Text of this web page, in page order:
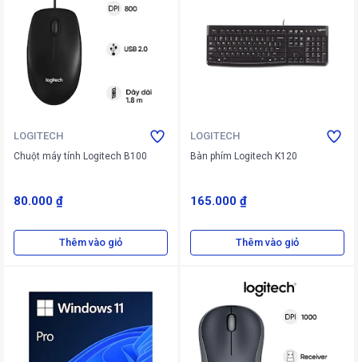
LOGITECH
Chuột máy tính Logitech B100
80.000 ₫
Thêm vào giỏ
LOGITECH
Bàn phím Logitech K120
165.000 ₫
Thêm vào giỏ